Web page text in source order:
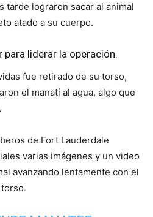
tarde lograron sacar al animal
atado a su cuerpo.
liderar la operación.
fue retirado de su torso,
el manatí al agua, algo que
de Fort Lauderdale
varias imágenes y un video
avanzando lentamente con el